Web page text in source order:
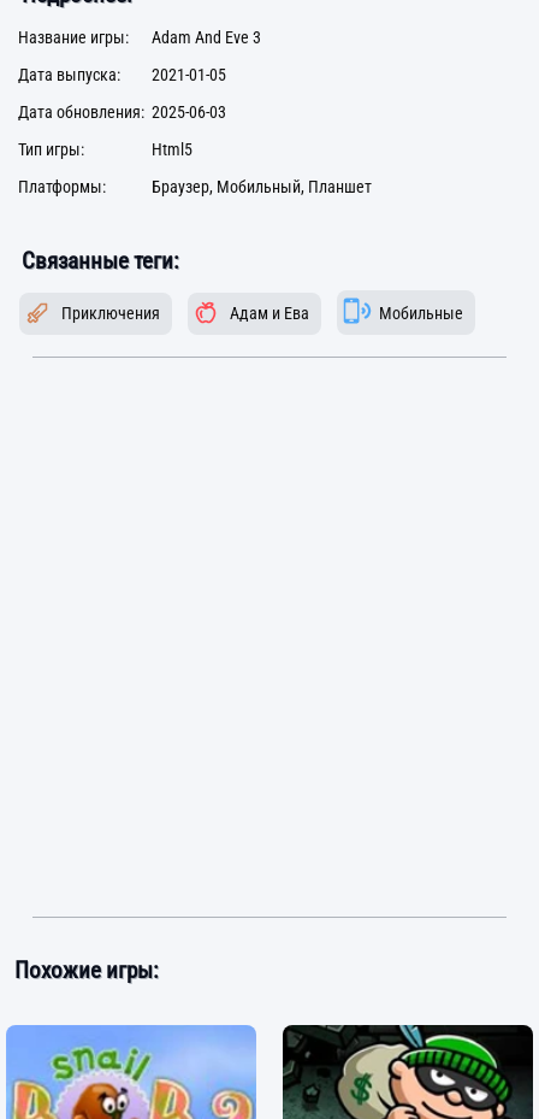
Название игры:
Adam And Eve 3
Дата выпуска:
2021-01-05
Дата обновления: 2025-06-03
Тип игры:
Html5
Платформы:
Браузер, Мобильный, Планшет
Связанные теги:
Приключения Адам и Ева Мобильные
Похожие игры: